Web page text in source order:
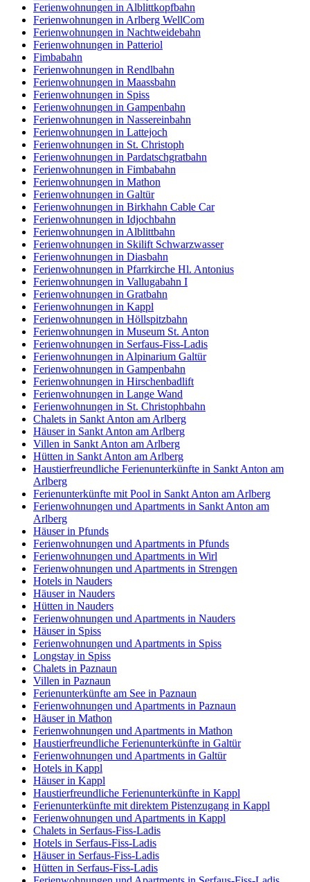
Ferienwohnungen in Alblittkopfbahn
Ferienwohnungen in Arlberg WellCom
Ferienwohnungen in Nachtweidebahn
Ferienwohnungen in Patteriol
Fimbabahn
Ferienwohnungen in Rendlbahn
Ferienwohnungen in Maassbahn
Ferienwohnungen in Spiss
Ferienwohnungen in Gampenbahn
Ferienwohnungen in Nassereinbahn
Ferienwohnungen in Lattejoch
Ferienwohnungen in St. Christoph
Ferienwohnungen in Pardatschgratbahn
Ferienwohnungen in Fimbabahn
Ferienwohnungen in Mathon
Ferienwohnungen in Galtür
Ferienwohnungen in Birkhahn Cable Car
Ferienwohnungen in Idjochbahn
Ferienwohnungen in Alblittbahn
Ferienwohnungen in Skilift Schwarzwasser
Ferienwohnungen in Diasbahn
Ferienwohnungen in Pfarrkirche Hl. Antonius
Ferienwohnungen in Vallugabahn I
Ferienwohnungen in Gratbahn
Ferienwohnungen in Kappl
Ferienwohnungen in Höllspitzbahn
Ferienwohnungen in Museum St. Anton
Ferienwohnungen in Serfaus-Fiss-Ladis
Ferienwohnungen in Alpinarium Galtür
Ferienwohnungen in Gampenbahn
Ferienwohnungen in Hirschenbadlift
Ferienwohnungen in Lange Wand
Ferienwohnungen in St. Christophbahn
Chalets in Sankt Anton am Arlberg
Häuser in Sankt Anton am Arlberg
Villen in Sankt Anton am Arlberg
Hütten in Sankt Anton am Arlberg
Haustierfreundliche Ferienunterkünfte in Sankt Anton am
Arlberg
Ferienunterkünfte mit Pool in Sankt Anton am Arlberg
Ferienwohnungen und Apartments in Sankt Anton am
Arlberg
Häuser in Pfunds
Ferienwohnungen und Apartments in Pfunds
Ferienwohnungen und Apartments in Wirl
Ferienwohnungen und Apartments in Strengen
Hotels in Nauders
Häuser in Nauders
Hütten in Nauders
Ferienwohnungen und Apartments in Nauders
Häuser in Spiss
Ferienwohnungen und Apartments in Spiss
Longstay in Spiss
Chalets in Paznaun
Villen in Paznaun
Ferienunterkünfte am See in Paznaun
Ferienwohnungen und Apartments in Paznaun
Häuser in Mathon
Ferienwohnungen und Apartments in Mathon
Haustierfreundliche Ferienunterkünfte in Galtür
Ferienwohnungen und Apartments in Galtür
Hotels in Kappl
Häuser in Kappl
Haustierfreundliche Ferienunterkünfte in Kappl
Ferienunterkünfte mit direktem Pistenzugang in Kappl
Ferienwohnungen und Apartments in Kappl
Chalets in Serfaus-Fiss-Ladis
Hotels in Serfaus-Fiss-Ladis
Häuser in Serfaus-Fiss-Ladis
Hütten in Serfaus-Fiss-Ladis